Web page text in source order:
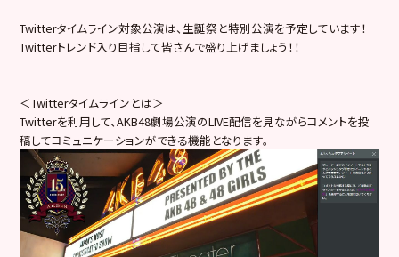
Twitterタイムライン対象公演は、生誕祭と特別公演を予定しています！
Twitterトレンド入り目指して皆さんで盛り上げましょう！！
＜Twitterタイムラインとは＞
Twitterを利用して、AKB48劇場公演のLIVE配信を見ながらコメントを投
稿してコミュニケーションができる機能となります。